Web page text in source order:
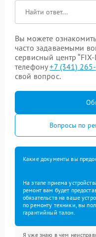
Вы можете
часто задаваемыми
сервисный центр
телефону+7 (341)
свой вопрос.
Вопросы по
Какие документы вы
На этапе приема
ремонт вам будет
обязательств на ваше
по ремонту техники, вы
гарантийный талон.
Я уже знаю в чем